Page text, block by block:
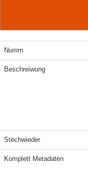
Numm
Beschreiwung
Stëchwieder
Komplett Metadaten